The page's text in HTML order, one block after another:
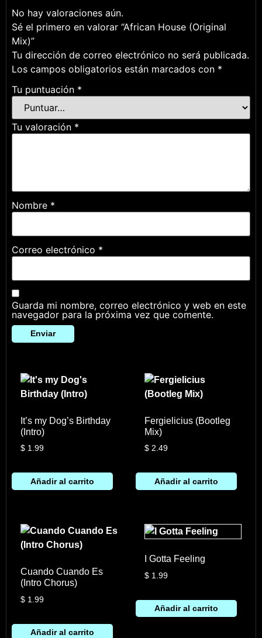
No hay valoraciones aún.
Sé el primero en valorar “African House (Original
Mix)”
Tu dirección de correo electrónico no será publicada.
Los campos obligatorios están marcados con *
Tu puntuación *
Tu valoración *
Nombre *
Correo electrónico *
Guarda mi nombre, correo electrónico y web en este
navegador para la próxima vez que comente.
It’s my Dog’s Birthday
(Intro)
$1.99
Añadir al carrito
Fergielicius (Bootleg
Mix)
$ 2.49
Añadir al carrito
Cuando Cuando Es
(Intro Chorus)
$1.99
Añadir al carrito
I Gotta Feeling
$ 1.99
Añadir al carrito